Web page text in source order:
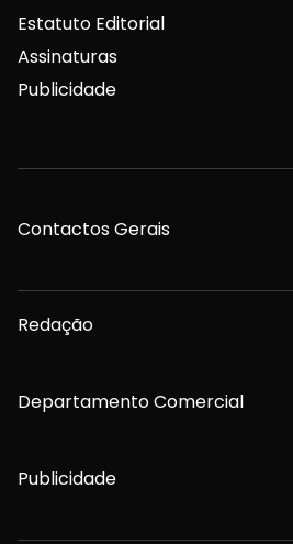
Estatuto Editorial
Assinaturas
Publicidade
Contactos Gerais
Redação
Departamento Comercial
Publicidade